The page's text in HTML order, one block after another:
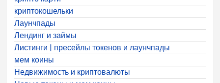
криптокошельки
Лаунчпады
Лендинг и займы
Листинги | пресейлы токенов и лаунчпады
мем коины
Недвижимость и криптовалюты